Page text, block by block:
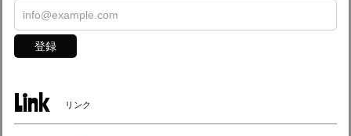
登録
Link リンク